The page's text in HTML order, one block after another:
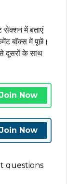
सेक्शन में बताएं
बॉक्स में पूछें।
दूसरों के साथ
Join Now
Join Now
questions